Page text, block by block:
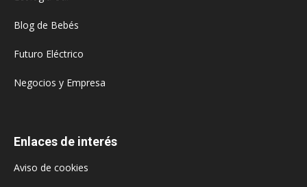
Blog de Bebés
Futuro Eléctrico
Negocios y Empresa
Enlaces de interés
Aviso de cookies